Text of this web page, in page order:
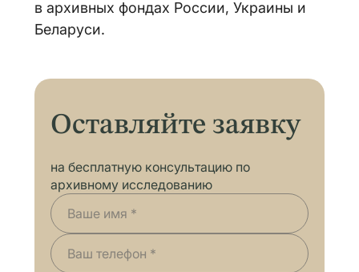
в архивных фондах России, Украины и
Беларуси.
Оставляйте заявку
на бесплатную консультацию по
архивному исследованию